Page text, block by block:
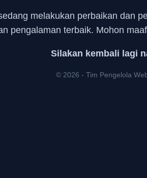
melakukan perbaikan dan
pengalaman terbaik. Mohon
Silakan kembali lagi
© 2026 - Tim Pengelola